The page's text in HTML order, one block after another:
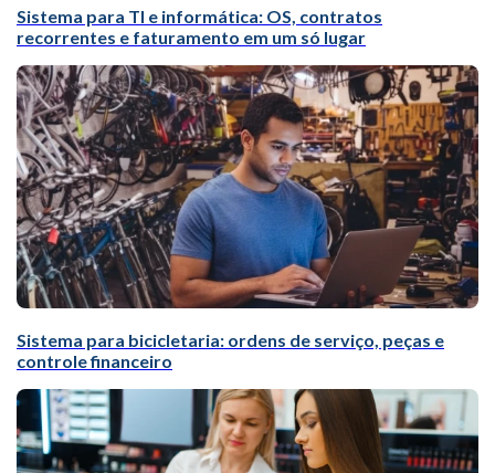
Sistema para TI e informática: OS, contratos
recorrentes e faturamento em um só lugar
Sistema para bicicletaria: ordens de serviço, peças e
controle financeiro